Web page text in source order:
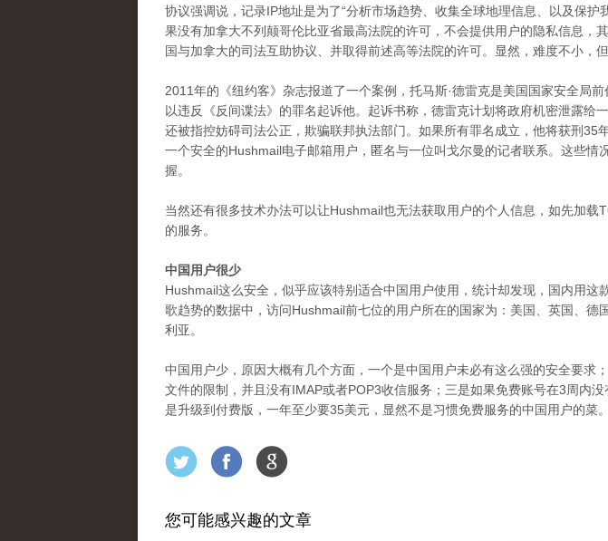
协议强调说，记录IP地址是为了“分析市场趋势、收集全球地理信息、以及保护
果没有加拿大不列颠哥伦比亚省最高法院的许可，不会提供用户的隐私信息，
国与加拿大的司法互助协议、并取得前述高等法院的许可。显然，难度不小，但
2011年的《纽约客》杂志报道了一个案例，托马斯·德雷克是美国国家安全局
以违反《反间谍法》的罪名起诉他。起诉书称，德雷克计划将政府机密泄露给
还被指控妨碍司法公正，欺骗联邦执法部门。如果所有罪名成立，他将获刑35
一个安全的Hushmail电子邮箱用户，匿名与一位叫戈尔曼的记者联系。这些情
握。
当然还有很多技术办法可以让Hushmail也无法获取用户的个人信息，如先加载
的服务。
中国用户很少
Hushmail这么安全，似乎应该特别适合中国用户使用，统计却发现，国内用这
歌趋势的数据中，访问Hushmail前七位的用户所在的国家为：美国、英国、德
利亚。
中国用户少，原因大概有几个方面，一个是中国用户未必有这么强的安全要求
文件的限制，并且没有IMAP或者POP3收信服务；三是如果免费账号在3周内
是升级到付费版，一年至少要35美元，显然不是习惯免费服务的中国用户的菜。
您可能感兴趣的文章